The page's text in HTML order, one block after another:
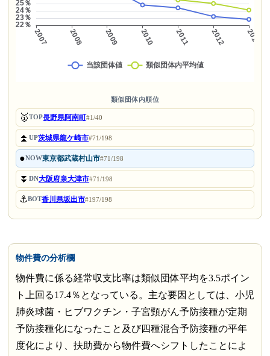
類似団体内順位
🥇TOP長野県阿南町#1/40
⏫UP茨城県龍ケ崎市#71/198
●NOW東京都武蔵村山市#71/198
⏬DN大阪府泉大津市#71/198
⚓BOT香川県坂出市#197/198
物件費の分析欄
物件費に係る経常収支比率は類似団体平均を3.5ポイン
ト上回る17.4％となっている。主な要因としては、小児
肺炎球菌・ヒブワクチン・子宮頸がん予防接種が定期
予防接種化になったこと及び四種混合予防接種の平年
度化により、扶助費から物件費へシフトしたことによ